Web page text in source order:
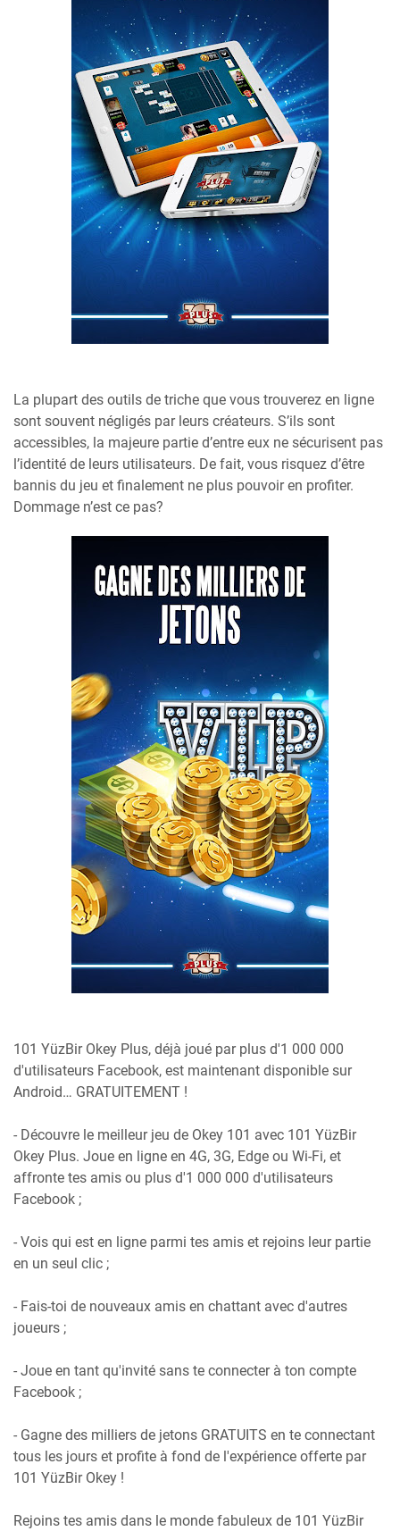
La plupart des outils de triche que vous trouverez en ligne
sont souvent négligés par leurs créateurs. S’ils sont
accessibles, la majeure partie d’entre eux ne sécurisent pas
l’identité de leurs utilisateurs. De fait, vous risquez d’être
bannis du jeu et finalement ne plus pouvoir en profiter.
Dommage n’est ce pas?
101 YüzBir Okey Plus, déjà joué par plus d'1 000 000
d'utilisateurs Facebook, est maintenant disponible sur
Android… GRATUITEMENT !
- Découvre le meilleur jeu de Okey 101 avec 101 YüzBir
Okey Plus. Joue en ligne en 4G, 3G, Edge ou Wi-Fi, et
affronte tes amis ou plus d'1 000 000 d'utilisateurs
Facebook ;
- Vois qui est en ligne parmi tes amis et rejoins leur partie
en un seul clic ;
- Fais-toi de nouveaux amis en chattant avec d'autres
joueurs ;
- Joue en tant qu'invité sans te connecter à ton compte
Facebook ;
- Gagne des milliers de jetons GRATUITS en te connectant
tous les jours et profite à fond de l'expérience offerte par
101 YüzBir Okey !
Rejoins tes amis dans le monde fabuleux de 101 YüzBir